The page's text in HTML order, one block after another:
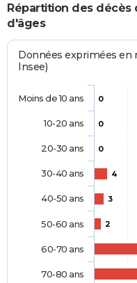
Répartition des décès
d'âges
Données exprimées en
Insee)
0
0
0
4
3
2
Moins de 10 ans
10-20 ans
20-30 ans
30-40 ans
40-50 ans
50-60 ans
60-70 ans
70-80 ans